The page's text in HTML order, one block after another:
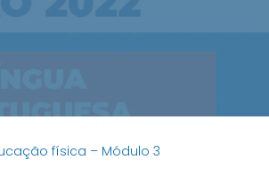
física – Módulo 3